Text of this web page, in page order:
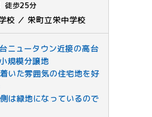
徒歩25分
校 ／ 栄町立栄中学校
ニュータウン近接の高台
規模分譲地
いた雰囲気の住宅地を好
は緑地になっているので